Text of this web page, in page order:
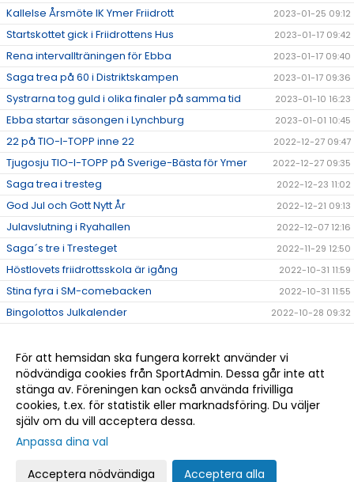
Kallelse Årsmöte IK Ymer Friidrott 2023-01-25 09:12
Startskottet gick i Friidrottens Hus 2023-01-17 09:42
Rena intervallträningen för Ebba 2023-01-17 09:40
Saga trea på 60 i Distriktskampen 2023-01-17 09:36
Systrarna tog guld i olika finaler på samma tid 2023-01-10 16:23
Ebba startar säsongen i Lynchburg 2023-01-01 10:45
22 på TIO-I-TOPP inne 22 2022-12-27 09:47
Tjugosju TIO-I-TOPP på Sverige-Bästa för Ymer 2022-12-27 09:35
Saga trea i tresteg 2022-12-23 11:02
God Jul och Gott Nytt År 2022-12-21 09:13
Julavslutning i Ryahallen 2022-12-07 12:16
Saga´s tre i Tresteget 2022-11-29 12:50
Höstlovets friidrottsskola är igång 2022-10-31 11:59
Stina fyra i SM-comebacken 2022-10-31 11:55
Bingolottos Julkalender 2022-10-28 09:32
Eric tog hem femman i Alingsås 2022-10-11 11:20
Det kom en skur... 2022-10-06 13:04
Tre GM-medaljer till Ymer 2022-09-20 09:35
inställningar
Webbversion
För att hemsidan ska fungera korrekt använder vi
nödvändiga cookies från SportAdmin. Dessa går inte att
stänga av. Föreningen kan också använda frivilliga
cookies, t.ex. för statistik eller marknadsföring. Du väljer
själv om du vill acceptera dessa.
Anpassa dina val
Acceptera nödvändiga Acceptera alla